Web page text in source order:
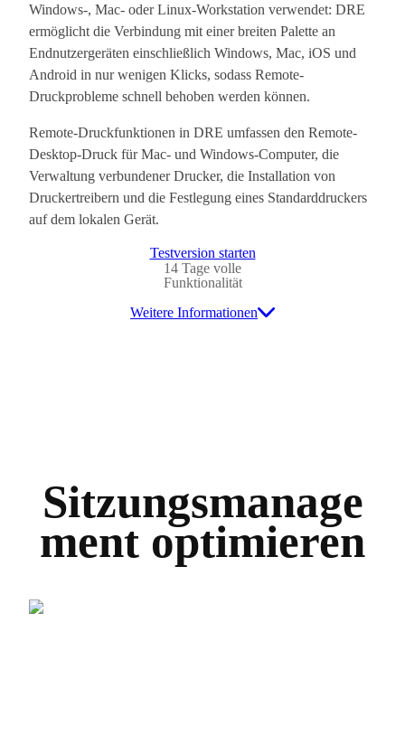
Windows-, Mac- oder Linux-Workstation verwendet: DRE
ermöglicht die Verbindung mit einer breiten Palette an
Endnutzergeräten einschließlich Windows, Mac, iOS und
Android in nur wenigen Klicks, sodass Remote-
Druckprobleme schnell behoben werden können.
Remote-Druckfunktionen in DRE umfassen den Remote-
Desktop-Druck für Mac- und Windows-Computer, die
Verwaltung verbundener Drucker, die Installation von
Druckertreibern und die Festlegung eines Standarddruckers
auf dem lokalen Gerät.
Testversion starten
14 Tage volle
Funktionalität
Weitere Informationen
Sitzungsmanage
ment optimieren